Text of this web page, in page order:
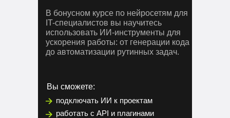
В бонусном курсе по нейросетям для
IT-специалистов вы научитесь
использовать ИИ-инструменты для
ускорения работы: от генерации кода
до автоматизации рутинных задач.
Вы сможете:
подключать ИИ к проектам
работать с API и плагинами